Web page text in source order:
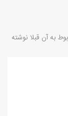
ﺑﻪ آن ﻗﺒﻼ ﻧﻮﺷﺘﻪ